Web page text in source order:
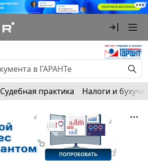
Судебная практика Налоги и